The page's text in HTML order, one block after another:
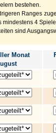
bestehen.
Ranges
4
sind
Monat